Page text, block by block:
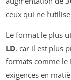
ceux qui ne
Le format le plus
LD, car il est plus
formats comme le
exigences en